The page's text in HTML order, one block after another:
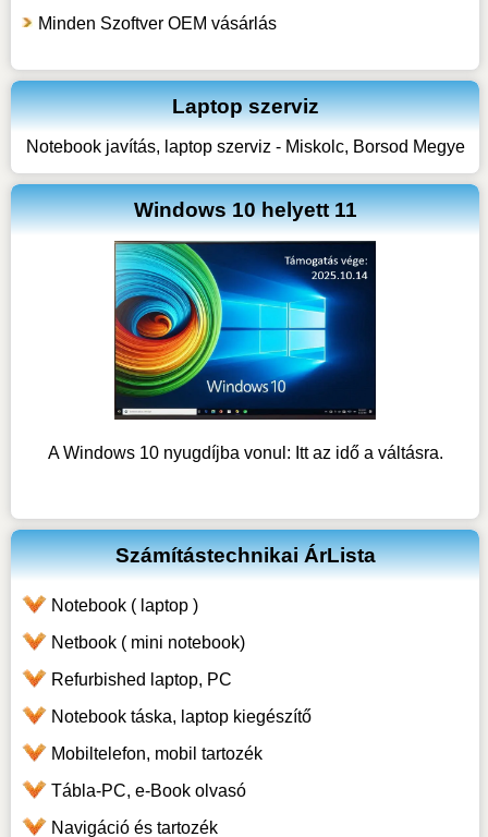
Minden Szoftver OEM vásárlás
Laptop szerviz
Notebook javítás, laptop szerviz - Miskolc, Borsod Megye
Windows 10 helyett 11
A Windows 10 nyugdíjba vonul: Itt az idő a váltásra.
Számítástechnikai ÁrLista
Notebook ( laptop )
Netbook ( mini notebook)
Refurbished laptop, PC
Notebook táska, laptop kiegészítő
Mobiltelefon, mobil tartozék
Tábla-PC, e-Book olvasó
Navigáció és tartozék